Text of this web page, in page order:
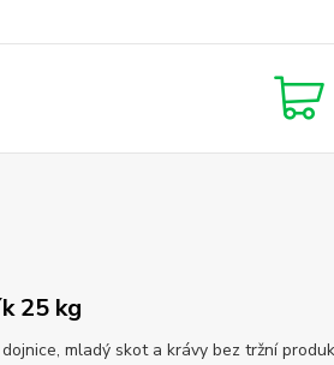
25 kg
mladý skot a krávy bez tržní